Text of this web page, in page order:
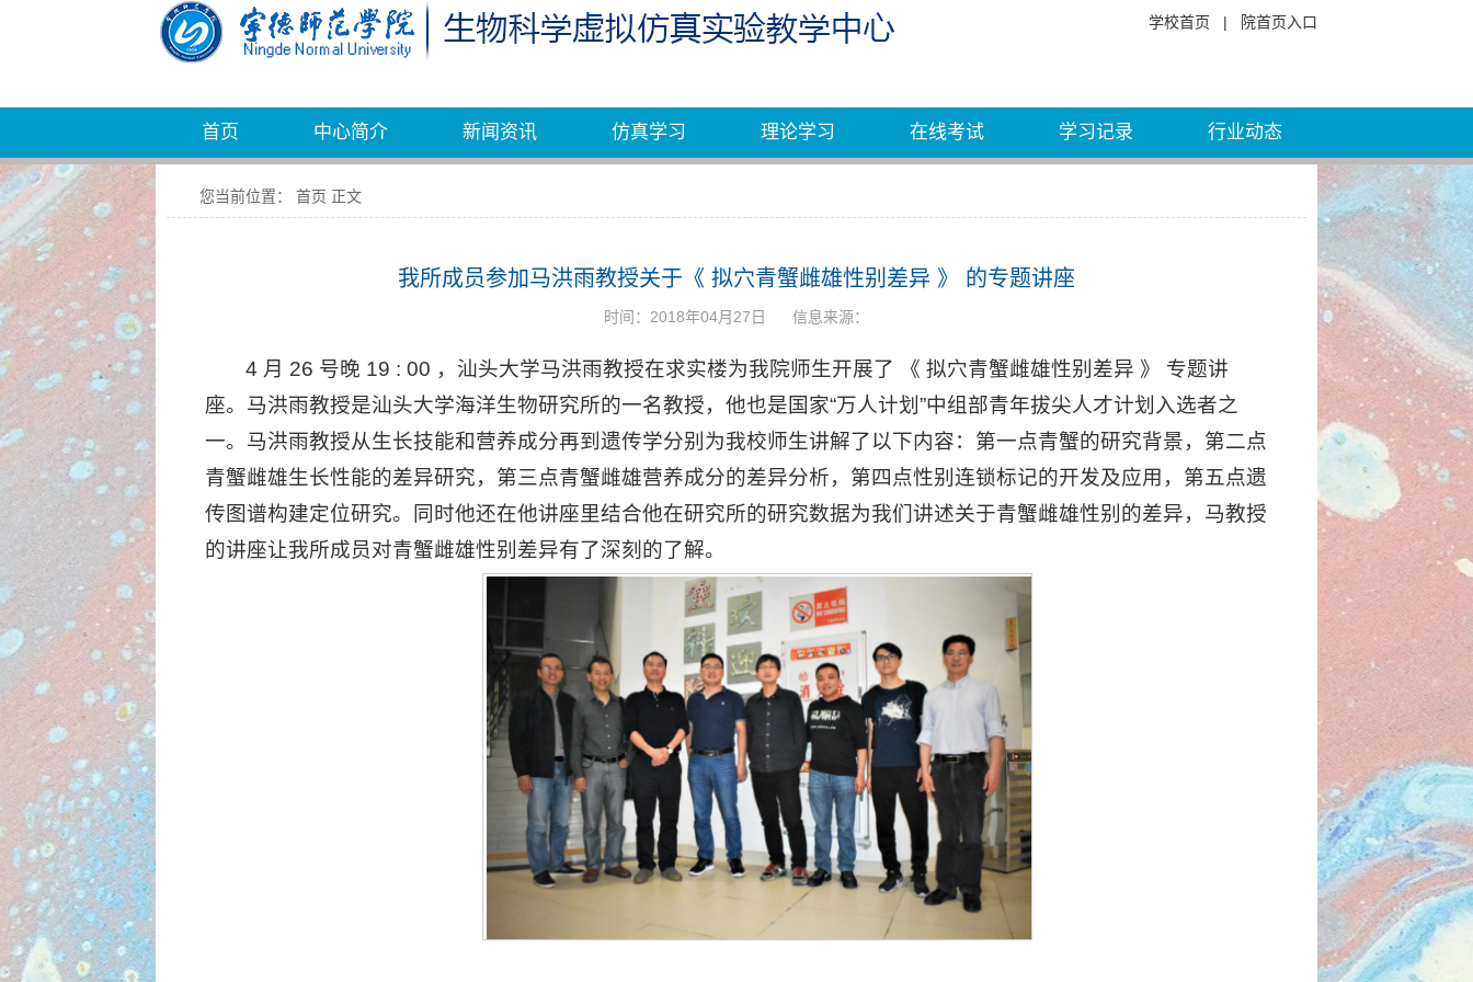
学校首页 | 院首页入口
首页 中心简介 新闻资讯 仿真学习 理论学习 在线考试 学习记录 行业动态
您当前位置： 首页 正文
我所成员参加马洪雨教授关于《 拟穴青蟹雌雄性别差异 》 的专题讲座
时间：2018年04月27日 信息来源：
4 月 26 号晚 19 : 00 ，汕头大学马洪雨教授在求实楼为我院师生开展了 《 拟穴青蟹雌雄性别差异 》 专题讲
座。马洪雨教授是汕头大学海洋生物研究所的一名教授，他也是国家“万人计划”中组部青年拔尖人才计划入选者之
一。马洪雨教授从生长技能和营养成分再到遗传学分别为我校师生讲解了以下内容：第一点青蟹的研究背景，第二点
青蟹雌雄生长性能的差异研究，第三点青蟹雌雄营养成分的差异分析，第四点性别连锁标记的开发及应用，第五点遗
传图谱构建定位研究。同时他还在他讲座里结合他在研究所的研究数据为我们讲述关于青蟹雌雄性别的差异，马教授
的讲座让我所成员对青蟹雌雄性别差异有了深刻的了解。